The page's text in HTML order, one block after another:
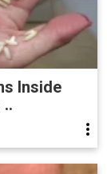
Inside